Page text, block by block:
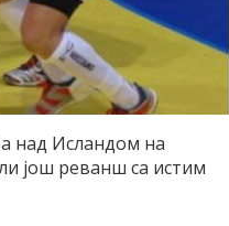
над Исландом на
још реванш са истим